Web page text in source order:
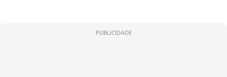
PUBLICIDADE